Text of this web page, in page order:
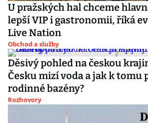
U pražských hal chceme
lepší VIP i gastronomii, říká
Live Nation
Obchod a služby
Děsivý pohled na českou
Česku mizí voda a jak k tomu
rodinné bazény?
Rozhovory